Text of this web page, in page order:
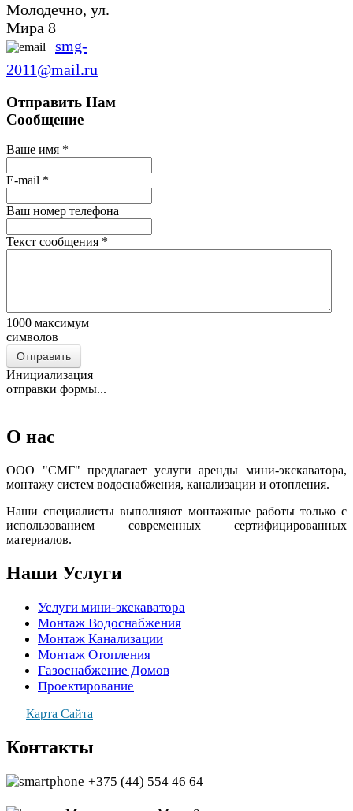
Молодечно, ул.
Мира 8
smg-
2011@mail.ru
Отправить Нам
Сообщение
Ваше имя *
E-mail *
Ваш номер телефона
Текст сообщения *
1000 максимум
символов
Отправить
Инициализация
отправки формы...
О нас
ООО "СМГ" предлагает услуги аренды мини-экскаватора,
монтажу систем водоснабжения, канализации и отопления.
Наши специалисты выполняют монтажные работы только с
использованием современных сертифицированных
материалов.
Наши Услуги
Услуги мини-экскаватора
Монтаж Водоснабжения
Монтаж Канализации
Монтаж Отопления
Газоснабжение Домов
Проектирование
Карта Сайта
Контакты
+375 (44) 554 46 64